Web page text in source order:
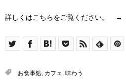
詳しくはこちらをご覧ください。 →
お食事処 カフェ 味わう